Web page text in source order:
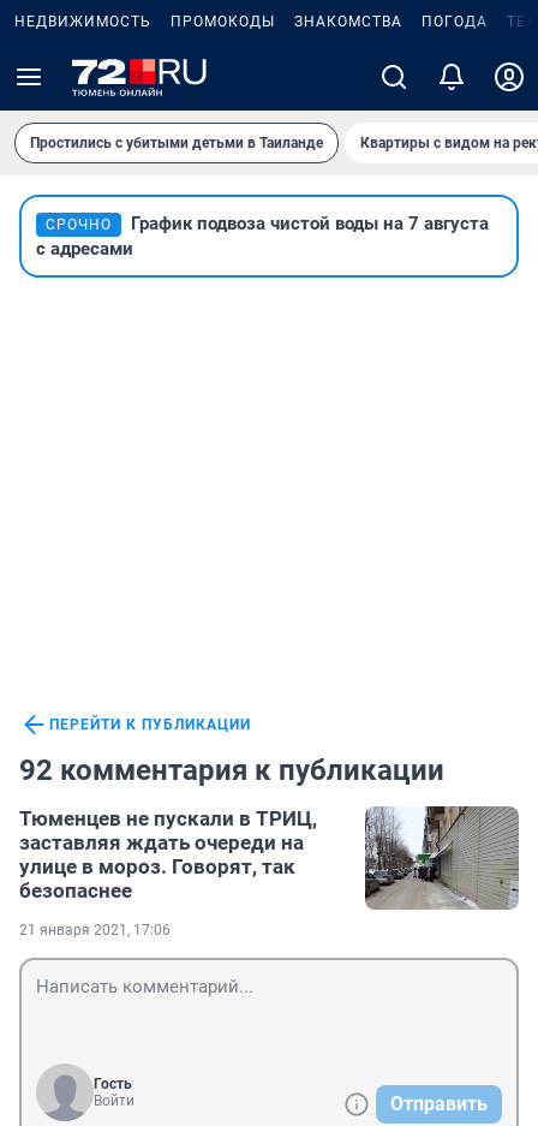
НЕДВИЖИМОСТЬ ПРОМОКОДЫ ЗНАКОМСТВА ПОГОДА
Простились с убитыми детьми в Таиланде Квартиры с видом на
СРОЧНО
График подвоза чистой воды на 7 августа
с адресами
ПЕРЕЙТИ К ПУБЛИКАЦИИ
92 комментария к публикации
Тюменцев не пускали в ТРИЦ,
заставляя ждать очереди на
улице в мороз. Говорят, так
безопаснее
21 января 2021, 17:06
Гость
Войти
Отправить